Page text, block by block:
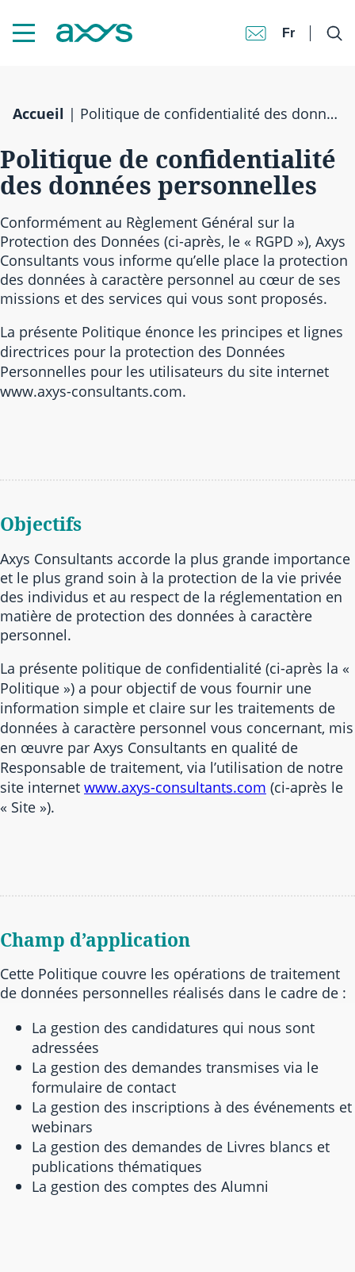
Fr
Accueil | Politique de confidentialité des données personnelles
Politique de confidentialité
des données personnelles
Conformément au Règlement Général sur la
Protection des Données (ci-après, le « RGPD »), Axys
Consultants vous informe qu’elle place la protection
des données à caractère personnel au cœur de ses
missions et des services qui vous sont proposés.
La présente Politique énonce les principes et lignes
directrices pour la protection des Données
Personnelles pour les utilisateurs du site internet
www.axys-consultants.com.
Objectifs
Axys Consultants accorde la plus grande importance
et le plus grand soin à la protection de la vie privée
des individus et au respect de la réglementation en
matière de protection des données à caractère
personnel.
La présente politique de confidentialité (ci-après la «
Politique ») a pour objectif de vous fournir une
information simple et claire sur les traitements de
données à caractère personnel vous concernant, mis
en œuvre par Axys Consultants en qualité de
Responsable de traitement, via l’utilisation de notre
site internet www.axys-consultants.com (ci-après le
« Site »).
Champ d’application
Cette Politique couvre les opérations de traitement
de données personnelles réalisés dans le cadre de :
La gestion des candidatures qui nous sont
adressées
La gestion des demandes transmises via le
formulaire de contact
La gestion des inscriptions à des événements et
webinars
La gestion des demandes de Livres blancs et
publications thématiques
La gestion des comptes des Alumni